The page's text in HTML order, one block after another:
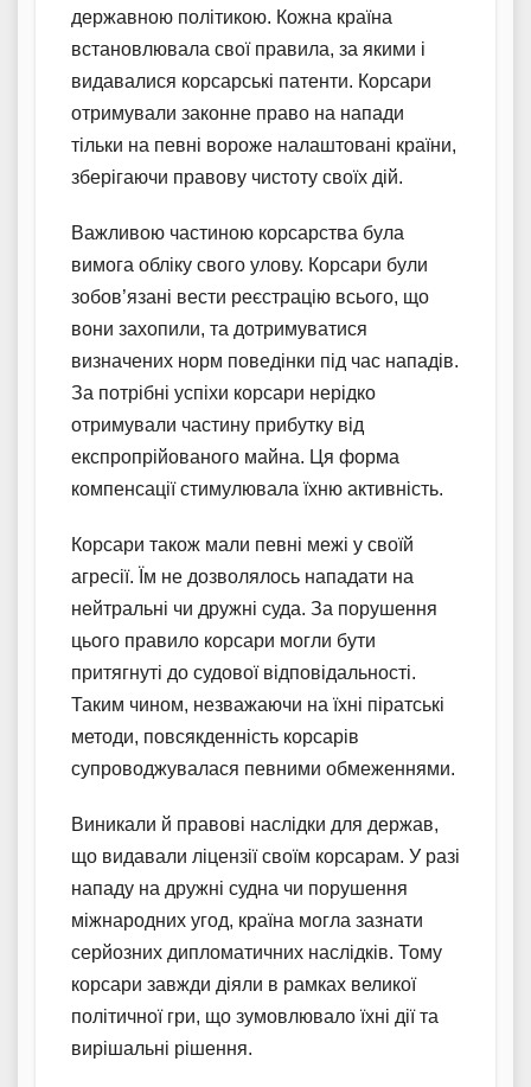
державною політикою. Кожна країна
встановлювала свої правила, за якими і
видавалися корсарські патенти. Корсари
отримували законне право на напади
тільки на певні вороже налаштовані країни,
зберігаючи правову чистоту своїх дій.
Важливою частиною корсарства була
вимога обліку свого улову. Корсари були
зобов’язані вести реєстрацію всього, що
вони захопили, та дотримуватися
визначених норм поведінки під час нападів.
За потрібні успіхи корсари нерідко
отримували частину прибутку від
експропрійованого майна. Ця форма
компенсації стимулювала їхню активність.
Корсари також мали певні межі у своїй
агресії. Їм не дозволялось нападати на
нейтральні чи дружні суда. За порушення
цього правило корсари могли бути
притягнуті до судової відповідальності.
Таким чином, незважаючи на їхні піратські
методи, повсякденність корсарів
супроводжувалася певними обмеженнями.
Виникали й правові наслідки для держав,
що видавали ліцензії своїм корсарам. У разі
нападу на дружні судна чи порушення
міжнародних угод, країна могла зазнати
серйозних дипломатичних наслідків. Тому
корсари завжди діяли в рамках великої
політичної гри, що зумовлювало їхні дії та
вирішальні рішення.